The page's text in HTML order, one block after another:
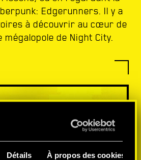
Détails À propos des cookies
Edgerunners. Il y a
à découvrir au cœur de
mégalopole de Night City.